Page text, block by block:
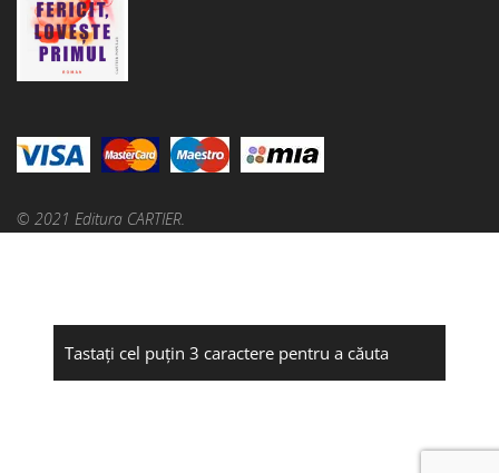
© 2021 Editura CARTIER.